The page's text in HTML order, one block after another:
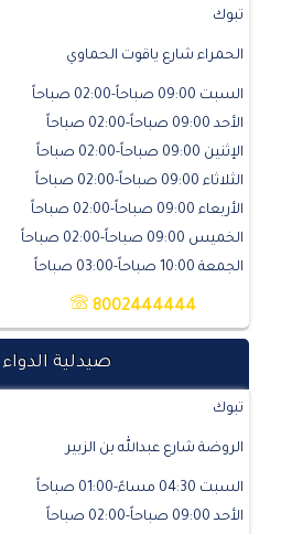
تبوك
الحمراء شارع ياقوت الحماوي
السبت 09:00 صباحاً-02:00 صباحاً
الأحد 09:00 صباحاً-02:00 صباحاً
الإثنين 09:00 صباحاً-02:00 صباحاً
الثلاثاء 09:00 صباحاً-02:00 صباحاً
الأربعاء 09:00 صباحاً-02:00 صباحاً
الخميس 09:00 صباحاً-02:00 صباحاً
الجمعة 10:00 صباحاً-03:00 صباحاً
8002444444
صيدلية الدواء
تبوك
الروضة شارع عبدالله بن الزبير
السبت 04:30 مساءً-01:00 صباحاً
الأحد 09:00 صباحاً-02:00 صباحاً